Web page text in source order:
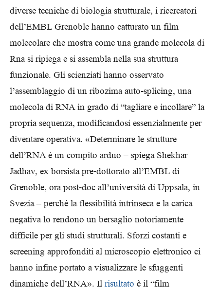
diverse tecniche di biologia strutturale, i ricercatori
dell’EMBL Grenoble hanno catturato un film
molecolare che mostra come una grande molecola di
Rna si ripiega e si assembla nella sua struttura
funzionale. Gli scienziati hanno osservato
l’assemblaggio di un ribozima auto-splicing, una
molecola di RNA in grado di “tagliare e incollare” la
propria sequenza, modificandosi essenzialmente per
diventare operativa. «Determinare le strutture
dell’RNA è un compito arduo – spiega Shekhar
Jadhav, ex borsista pre-dottorato all’EMBL di
Grenoble, ora post-doc all’università di Uppsala, in
Svezia – perché la flessibilità intrinseca e la carica
negativa lo rendono un bersaglio notoriamente
difficile per gli studi strutturali. Sforzi costanti e
screening approfonditi al microscopio elettronico ci
hanno infine portato a visualizzare le sfuggenti
dinamiche dell’RNA». Il risultato è il “film